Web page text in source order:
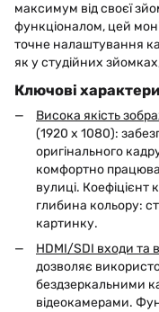
максимум від своєї
функціоналом, цей
точне налаштування
як у студійних
Ключові
Висока якість
(1920 x 1080):
оригінального
комфортно
вулиці. Коефіцієнт
глибина кольору:
картинку.
HDMI/SDI входи та
дозволяє
бездзеркальними
відеокамерами.